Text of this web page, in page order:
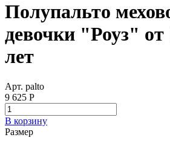
Полупальто
девочки "Роуз" от
лет
Арт. palto
9 625 Р
В корзину
Размер